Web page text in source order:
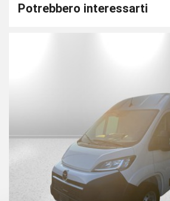
Potrebbero interessarti